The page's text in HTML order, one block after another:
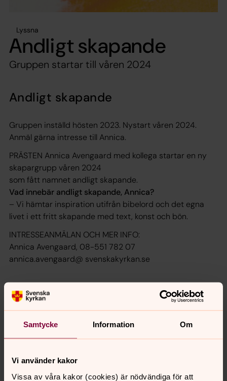
Samtycke Information Om
Vi använder kakor
Vissa av våra kakor (cookies) är nödvändiga för att
Lyssna
Andligt skapande
Gruppen startar till våren 2024
Andligt skapande
Gruppen inställd hösten 2023. Nystart våren 2024.
Anmäl gärna intresse till Annica.
PRÄSTEN Annica Avengaard med kollega startar en ny
skapargrupp våren 2024
som fått namnet andligt skapande.
Vad innebär andligt skapande, Annica?
– Vi hämtar inspiration utifrån bibelord och det egna
livet i ett fritt skapande med text, konst och bön.
INTRESSEANMÄLAN OCH MER INFO:
Annica Avengaard, 08-551 782 07
annica.avengaard@ svenskakyrkan.se
Senast ändrad 16 augusti 2023
Synpunkter eller frågor på sidans
innehåll?
Dela